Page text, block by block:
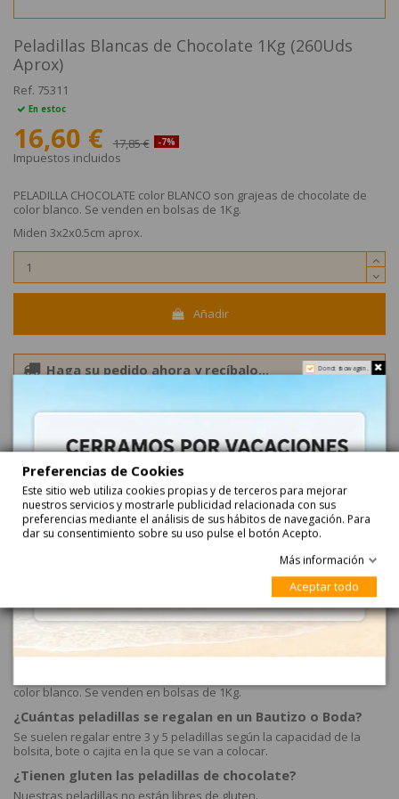
Peladillas Blancas de Chocolate 1Kg (260Uds
Aprox)
Ref. 75311
En estoc
16,60 € 17,85 € -7%
Impuestos incluidos
PELADILLA CHOCOLATE color BLANCO son grajeas de chocolate de
color blanco. Se venden en bolsas de 1Kg.
Miden 3x2x0.5cm aprox.
Añadir
Haga su pedido ahora y recíbalo...
entre25-08-2026y26-08-2026conCorreos Express Baleares
Blanco Surtido Chocolate
Descripción
Peladillas Blancas de Chocolate 1Kg (260Uds Aprox)
color blanco. Se venden en bolsas de 1Kg.
¿Cuántas peladillas se regalan en un Bautizo o Boda?
Se suelen regalar entre 3 y 5 peladillas según la capacidad de la
bolsita, bote o cajita en la que se van a colocar.
¿Tienen gluten las peladillas de chocolate?
Nuestras peladillas no están libres de gluten.
Do not show again.
Preferencias de Cookies
Este sitio web utiliza cookies propias y de terceros para mejorar
nuestros servicios y mostrarle publicidad relacionada con sus
preferencias mediante el análisis de sus hábitos de navegación. Para
dar su consentimiento sobre su uso pulse el botón Acepto.
Más información
Aceptar todo